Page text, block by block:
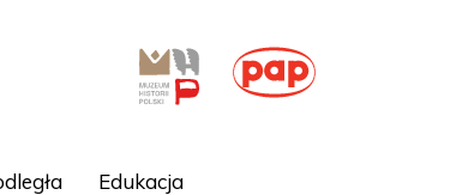
Edukacja